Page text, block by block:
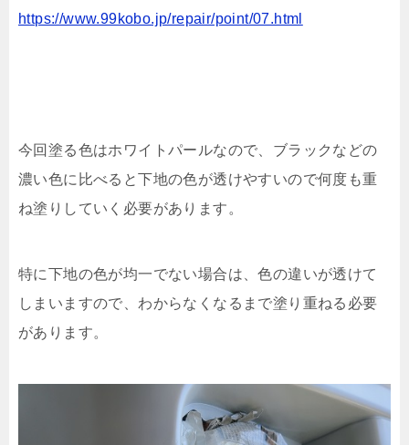
https://www.99kobo.jp/repair/point/07.html
今回塗る色はホワイトパールなので、ブラックなどの
濃い色に比べると下地の色が透けやすいので何度も重
ね塗りしていく必要があります。
特に下地の色が均一でない場合は、色の違いが透けて
しまいますので、わからなくなるまで塗り重ねる必要
があります。